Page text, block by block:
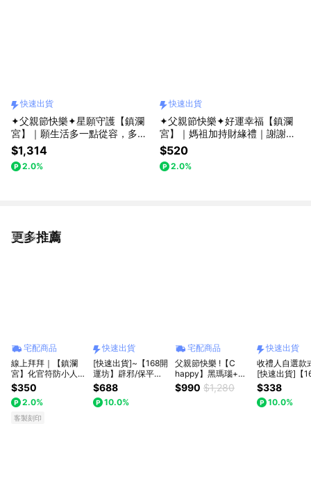
快速出貨
✦父親節快樂✦星願守護【鎮瀾
宮】｜願生活多一點從容，多一
點好運｜快速出貨｜紫水晶｜聖
筊吊飾｜開運｜貴人運｜平安｜
父親節禮物｜送禮推薦
$1,314
2.0%
快速出貨
✦父親節快樂✦好運幸福【鎮瀾
宮】｜媽祖加持財緣禮｜謝謝你
一直為這個家努力｜快速出貨｜
招財元寶｜開運擺件｜貴人符｜
開店｜喬遷｜送禮推薦
$520
2.0%
更多推薦
看更多
宅配商品
線上拜拜｜【鎮瀾
宮】化官符防小人代
燒金紙祈福服務｜防
小人｜化是非｜避口
舌｜貴人相助｜改運
｜補運｜大甲媽祖｜
線上祈福
$350
2.0%
客製刻印
快速出貨
[快速出貨]~【168開
運坊】辟邪/保平安
系列(天然黑曜石九
天玄~項鍊)開光加
持/擇日配戴
$688
10.0%
宅配商品
父親節快樂 !【C
happy】黑瑪瑙+黑
曜石_鑰匙圈/包包吊
飾__外出保平安
$990 $1,280
快速出貨
收禮人自選款
[快速出貨]【
運坊】業務必
物(銅~馬上贏
封猴~馬上有
$338
10.0%